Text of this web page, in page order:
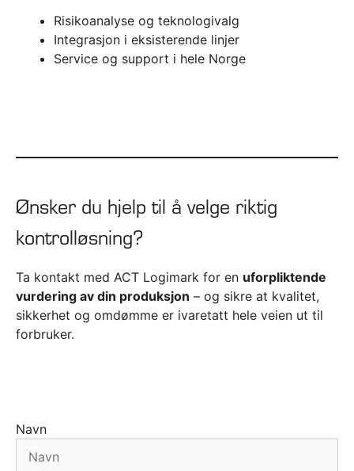
Risikoanalyse og teknologivalg
Integrasjon i eksisterende linjer
Service og support i hele Norge
Ønsker du hjelp til å velge riktig
kontrolløsning?
Ta kontakt med ACT Logimark for en uforpliktende
vurdering av din produksjon – og sikre at kvalitet,
sikkerhet og omdømme er ivaretatt hele veien ut til
forbruker.
Navn